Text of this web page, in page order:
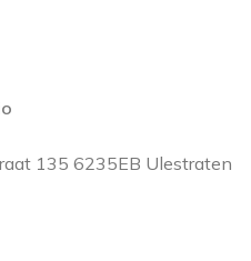
135 6235EB Ulestraten